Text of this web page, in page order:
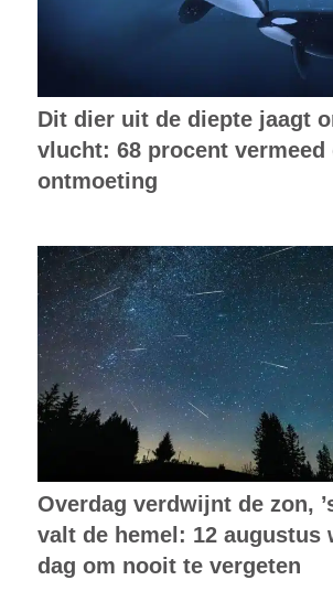
Dit dier uit de diepte jaagt
vlucht: 68 procent vermeed
ontmoeting
Overdag verdwijnt de zon,
valt de hemel: 12 augustus
dag om nooit te vergeten